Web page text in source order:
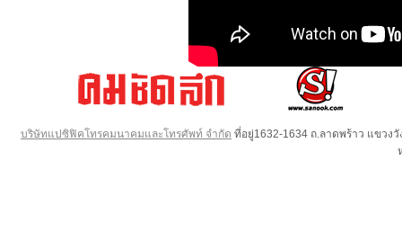
บริษัทแปซิฟิคโทรคมนาคมและโทรศัพท์ จำกัด ที่อยู่1632-1634 ถ.ลาดพร้าว แขวง